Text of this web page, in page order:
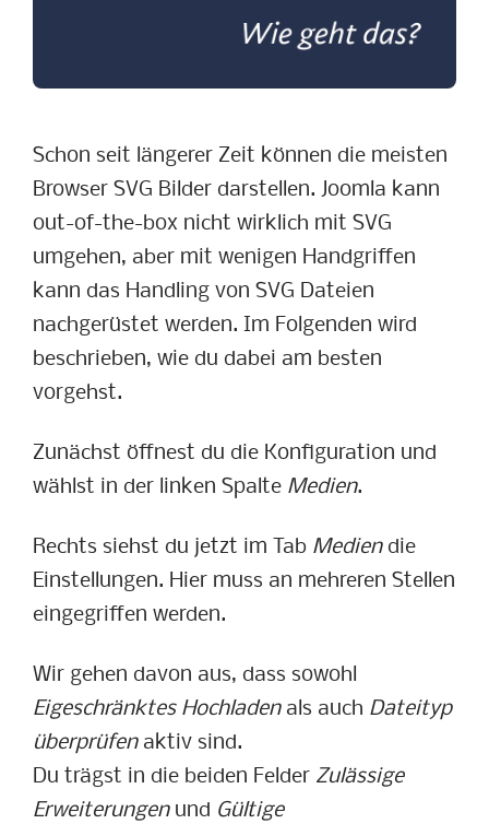
Schon seit längerer Zeit können die meisten
Browser SVG Bilder darstellen. Joomla kann
out-of-the-box nicht wirklich mit SVG
umgehen, aber mit wenigen Handgriffen
kann das Handling von SVG Dateien
nachgerüstet werden. Im Folgenden wird
beschrieben, wie du dabei am besten
vorgehst.
Zunächst öffnest du die Konfiguration und
wählst in der linken Spalte Medien.
Rechts siehst du jetzt im Tab Mediendie
Einstellungen. Hier muss an mehreren Stellen
eingegriffen werden.
Wir gehen davon aus, dass sowohl
Eigeschränktes Hochladenals auch Dateityp
überprüfenaktiv sind.
Du trägst in die beiden Felder Zulässige
Erweiterungenund Gültige